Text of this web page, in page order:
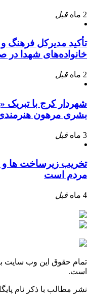
2 ماه قبل
تأکید مدیرکل فرهنگ
خانواده‌های شهدا در
2 ماه قبل
شهردار کرج با
بشری مرهون
3 ماه قبل
تخریب زیرساخت ها و
مردم است
4 ماه قبل
تمام حقوق این وب سایت
است.
نشر مطالب با ذکر نام